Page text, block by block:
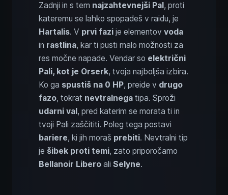
Zadnji in s tem najzahtevnejši Pal, proti
kateremu se lahko spopadeš v raidu, je
Hartalis. V prvi fazi je elementov voda
in rastlina, kar ti pusti malo možnosti za
res močne napade. Vendar so električni
Pali, kot je Orserk, tvoja najboljša izbira.
Ko ga spustiš na 0 HP, preide v drugo
fazo, tokrat nevtralnega tipa. Sproži
udarni val, pred katerim se morata ti in
tvoji Pali zaščititi. Poleg tega postavi
bariere, ki jih moraš prebiti. Nevtralni tip
je šibek proti temi, zato priporočamo
Bellanoir Libero ali Selyne.